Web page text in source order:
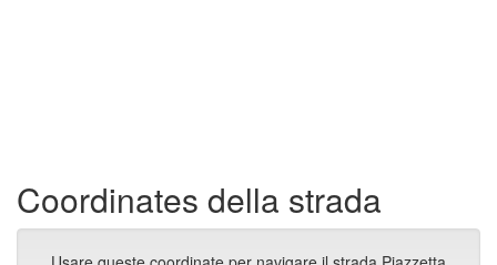
Coordinates della strada